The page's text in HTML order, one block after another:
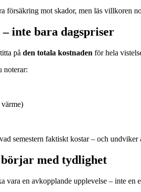
försäkring mot skador, men läs villkoren
inte bara dagspriser
på den totala kostnaden för hela
noterar:
semestern faktiskt kostar – och
med tydlighet
vara en avkopplande upplevelse – inte